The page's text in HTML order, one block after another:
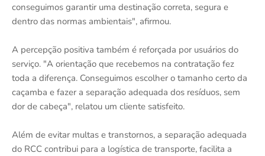
conseguimos garantir uma destinação correta, segura e
dentro das normas ambientais", afirmou.
A percepção positiva também é reforçada por usuários do
serviço. "A orientação que recebemos na contratação fez
toda a diferença. Conseguimos escolher o tamanho certo da
caçamba e fazer a separação adequada dos resíduos, sem
dor de cabeça", relatou um cliente satisfeito.
Além de evitar multas e transtornos, a separação adequada
do RCC contribui para a logística de transporte, facilita a